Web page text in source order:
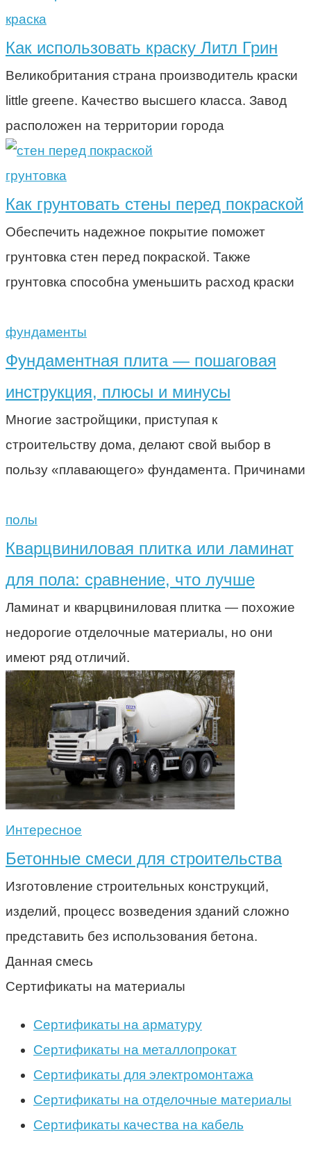
краска
Как использовать краску Литл Грин
Великобритания страна производитель краски
little greene. Качество высшего класса. Завод
расположен на территории города
грунтовка
Как грунтовать стены перед покраской
Обеспечить надежное покрытие поможет
грунтовка стен перед покраской. Также
грунтовка способна уменьшить расход краски
фундаменты
Фундаментная плита — пошаговая
инструкция, плюсы и минусы
Многие застройщики, приступая к
строительству дома, делают свой выбор в
пользу «плавающего» фундамента. Причинами
полы
Кварцвиниловая плитка или ламинат
для пола: сравнение, что лучше
Ламинат и кварцвиниловая плитка — похожие
недорогие отделочные материалы, но они
имеют ряд отличий.
Интересное
Бетонные смеси для строительства
Изготовление строительных конструкций,
изделий, процесс возведения зданий сложно
представить без использования бетона.
Данная смесь
Сертификаты на материалы
Сертификаты на арматуру
Сертификаты на металлопрокат
Сертификаты для электромонтажа
Сертификаты на отделочные материалы
Сертификаты качества на кабель